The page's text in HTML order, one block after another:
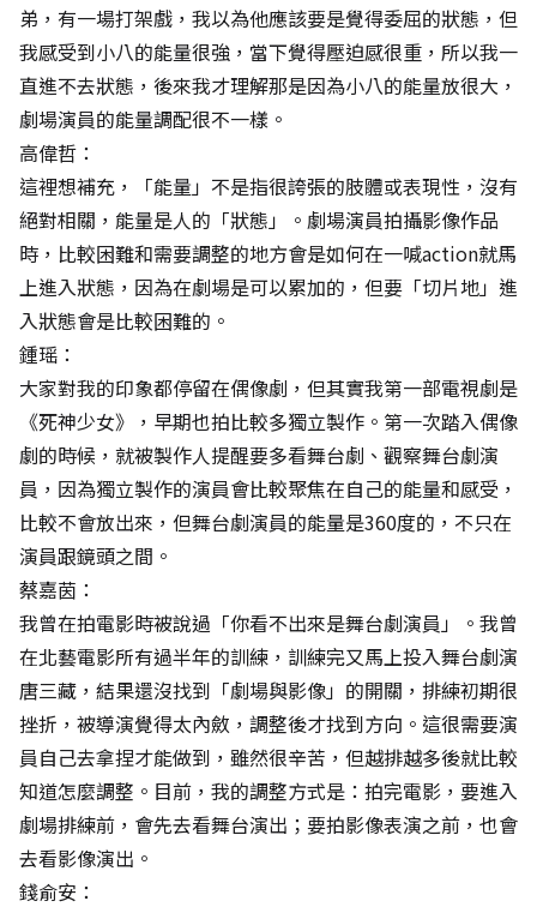
弟，有一場打架戲，我以為他應該要是覺得委屈的狀態，但
我感受到小八的能量很強，當下覺得壓迫感很重，所以我一
直進不去狀態，後來我才理解那是因為小八的能量放很大，
劇場演員的能量調配很不一樣。
高偉哲：
這裡想補充，「能量」不是指很誇張的肢體或表現性，沒有
絕對相關，能量是人的「狀態」。劇場演員拍攝影像作品
時，比較困難和需要調整的地方會是如何在一喊action就馬
上進入狀態，因為在劇場是可以累加的，但要「切片地」進
入狀態會是比較困難的。
鍾瑶：
大家對我的印象都停留在偶像劇，但其實我第一部電視劇是
《死神少女》，早期也拍比較多獨立製作。第一次踏入偶像
劇的時候，就被製作人提醒要多看舞台劇、觀察舞台劇演
員，因為獨立製作的演員會比較聚焦在自己的能量和感受，
比較不會放出來，但舞台劇演員的能量是360度的，不只在
演員跟鏡頭之間。
蔡嘉茵：
我曾在拍電影時被說過「你看不出來是舞台劇演員」。我曾
在北藝電影所有過半年的訓練，訓練完又馬上投入舞台劇演
唐三藏，結果還沒找到「劇場與影像」的開關，排練初期很
挫折，被導演覺得太內斂，調整後才找到方向。這很需要演
員自己去拿捏才能做到，雖然很辛苦，但越排越多後就比較
知道怎麼調整。目前，我的調整方式是：拍完電影，要進入
劇場排練前，會先去看舞台演出；要拍影像表演之前，也會
去看影像演出。
錢俞安：